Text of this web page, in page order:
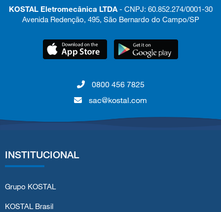
KOSTAL Eletromecânica LTDA- CNPJ: 60.852.274/0001-30
Avenida Redenção, 495, São Bernardo do Campo/SP
0800 456 7825
sac@kostal.com
INSTITUCIONAL
Grupo KOSTAL
KOSTAL Brasil